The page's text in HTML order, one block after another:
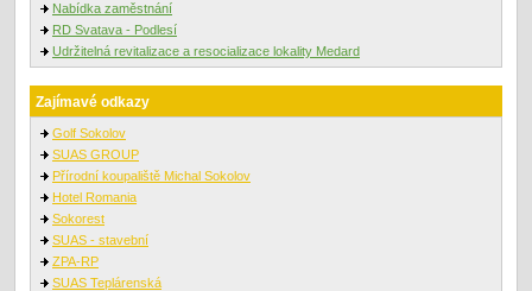
Nabídka zaměstnání
RD Svatava - Podlesí
Udržitelná revitalizace a resocializace lokality Medard
Zajímavé odkazy
Golf Sokolov
SUAS GROUP
Přírodní koupaliště Michal Sokolov
Hotel Romania
Sokorest
SUAS - stavební
ZPA-RP
SUAS Teplárenská